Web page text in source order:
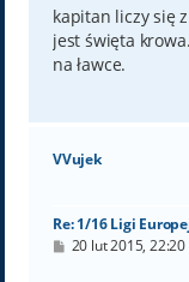
kapitan liczy się
jest święta
na ławce.
VVujek
Re: 1/16 Ligi
P20 lut 2015, 22:20